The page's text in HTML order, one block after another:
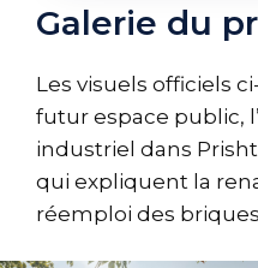
Galerie du
Les visuels officiels
futur espace public,
industriel dans
qui expliquent la
réemploi des